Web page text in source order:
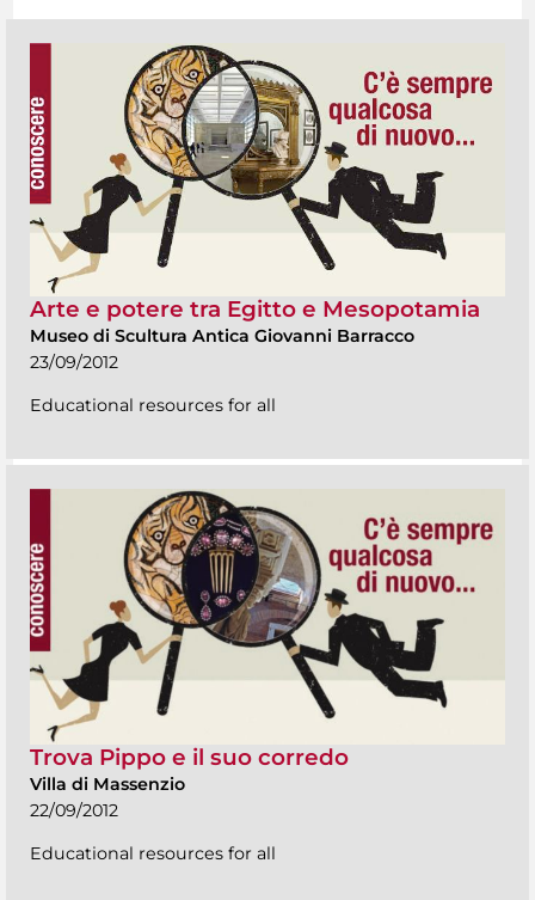
Arte e potere tra Egitto e Mesopotamia
Museo di Scultura Antica Giovanni Barracco
23/09/2012
Educational resources for all
Trova Pippo e il suo corredo
Villa di Massenzio
22/09/2012
Educational resources for all